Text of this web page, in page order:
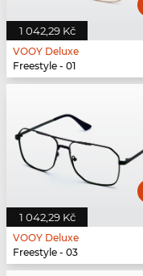
1 042,29 Kč
VOOY Deluxe
Freestyle - 01
1 042,29 Kč
VOOY Deluxe
Freestyle - 03